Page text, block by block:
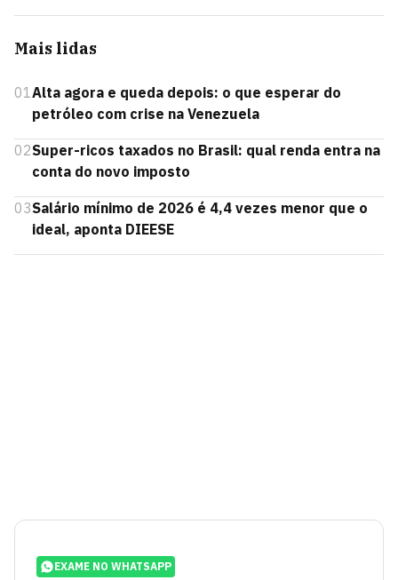
Mais lidas
01Alta agora e queda depois: o que esperar do
petróleo com crise na Venezuela
02Super-ricos taxados no Brasil: qual renda entra na
conta do novo imposto
03Salário mínimo de 2026 é 4,4 vezes menor que o
ideal, aponta DIEESE
EXAME NO WHATSAPP